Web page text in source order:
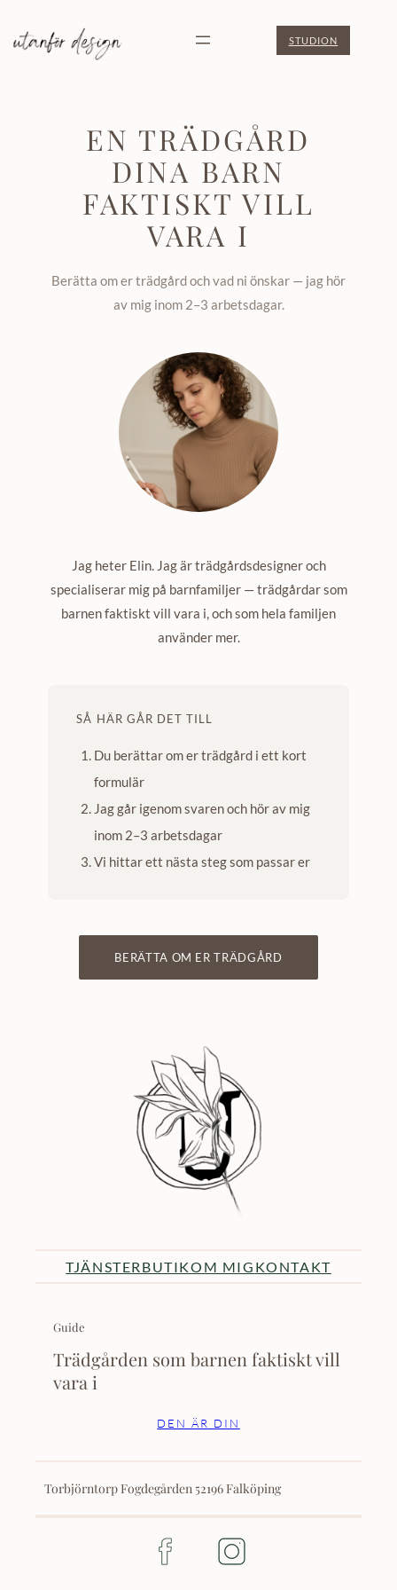
STUDION
EN TRÄDGÅRD
DINA BARN
FAKTISKT VILL
VARA I
Berätta om er trädgård och vad ni önskar — jag hör
av mig inom 2–3 arbetsdagar.
Jag heter Elin. Jag är trädgårdsdesigner och
specialiserar mig på barnfamiljer — trädgårdar som
barnen faktiskt vill vara i, och som hela familjen
använder mer.
SÅ HÄR GÅR DET TILL
Du berättar om er trädgård i ett kort
formulär
Jag går igenom svaren och hör av mig
inom 2–3 arbetsdagar
Vi hittar ett nästa steg som passar er
BERÄTTA OM ER TRÄDGÅRD
TJÄNSTER BUTIKOM MIG KONTAKT
Guide
Trädgården som barnen faktiskt vill
vara i
DEN ÄR DIN
Torbjörntorp Fogdegården 52196 Falköping